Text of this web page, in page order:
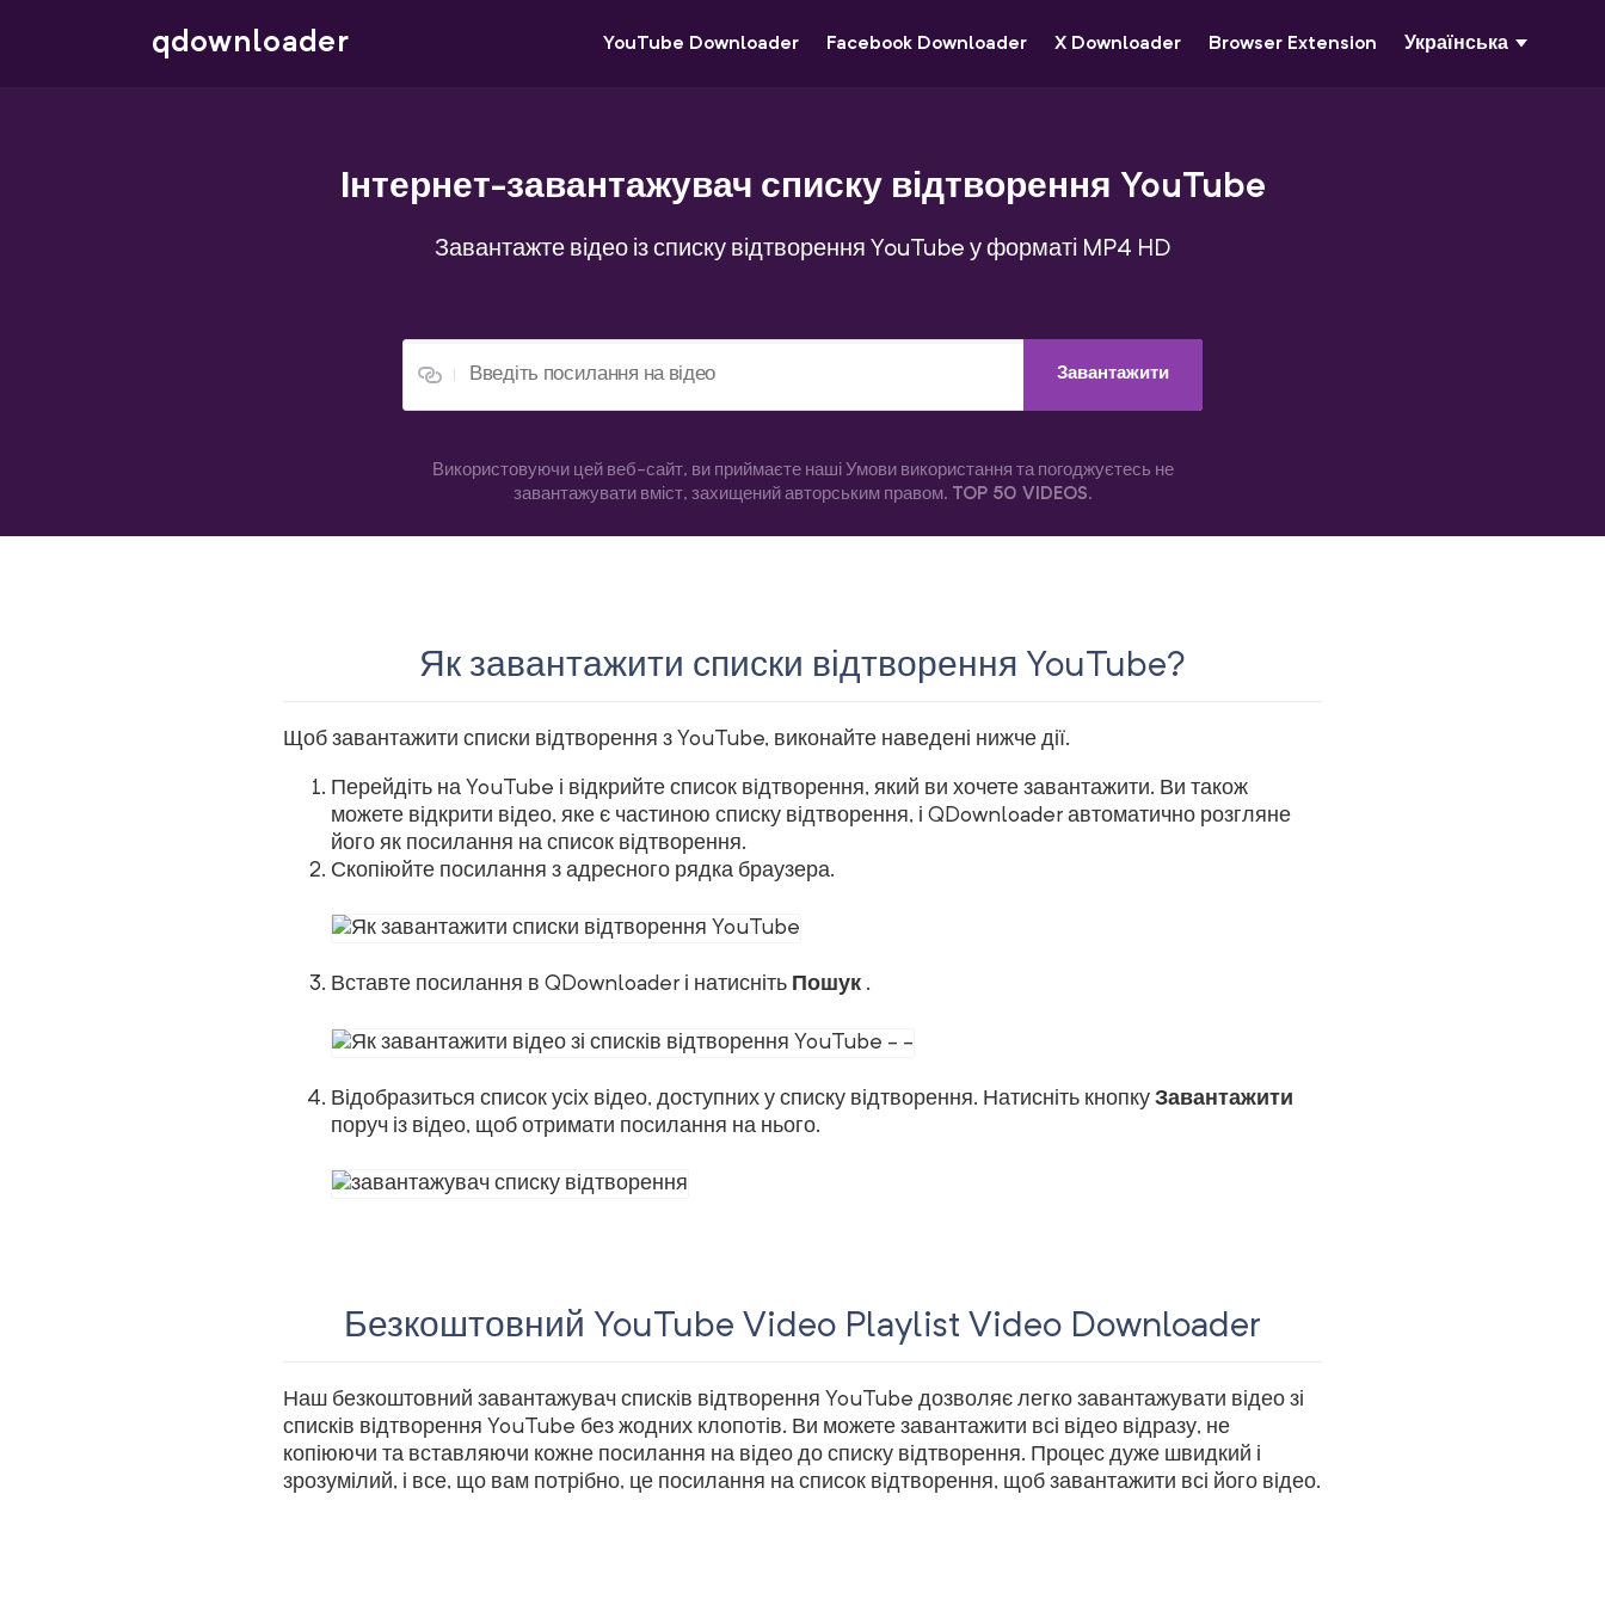
qdownloader YouTube Downloader Facebook Downloader X Downloader Browser Extension Українська‬
Інтернет-завантажувач списку відтворення YouTube
Завантажте відео із списку відтворення YouTube у форматі MP4 HD
Завантажити
Використовуючи цей веб-сайт, ви приймаєте наші Умови використання та погоджуєтесь не
завантажувати вміст, захищений авторським правом.
TOP 50 VIDEOS.
Як завантажити списки відтворення YouTube?
Щоб завантажити списки відтворення з YouTube, виконайте наведені нижче дії.
Перейдіть на YouTube і відкрийте список відтворення, який ви хочете завантажити. Ви також
можете відкрити відео, яке є частиною списку відтворення, і QDownloader автоматично розгляне
його як посилання на список відтворення.
Скопіюйте посилання з адресного рядка браузера.
Вставте посилання в QDownloader і натисніть Пошук .
Відобразиться список усіх відео, доступних у списку відтворення. Натисніть кнопку Завантажити
поруч із відео, щоб отримати посилання на нього.
Безкоштовний YouTube Video Playlist Video Downloader
Наш безкоштовний завантажувач списків відтворення YouTube дозволяє легко завантажувати відео зі
списків відтворення YouTube без жодних клопотів. Ви можете завантажити всі відео відразу, не
копіюючи та вставляючи кожне посилання на відео до списку відтворення. Процес дуже швидкий і
зрозумілий, і все, що вам потрібно, це посилання на список відтворення, щоб завантажити всі його відео.